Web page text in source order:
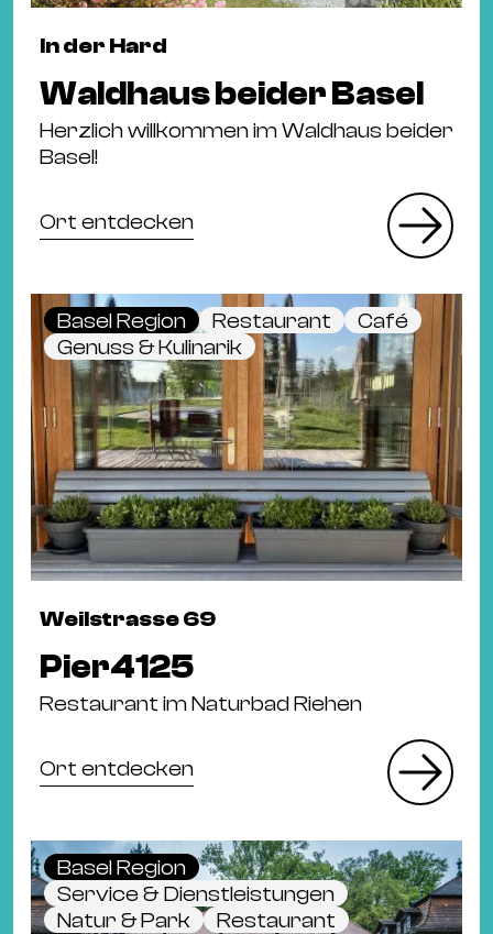
In der Hard
Waldhaus beider Basel
Herzlich willkommen im Waldhaus beider
Basel!
Ort entdecken
Basel Region Restaurant
Café
Genuss & Kulinarik
Weilstrasse 69
Pier4125
Restaurant im Naturbad Riehen
Ort entdecken
Basel Region
Service & Dienstleistungen
Natur & Park
Restaurant